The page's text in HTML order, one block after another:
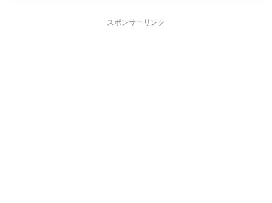
スポンサーリンク